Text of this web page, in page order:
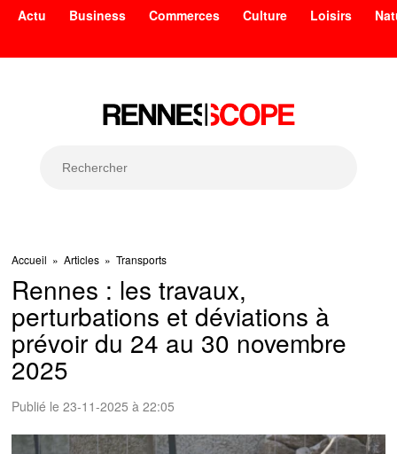
Actu Business Commerces Culture Loisirs
Accueil »Articles »Transports
Rennes : les travaux,
perturbations et déviations à
prévoir du 24 au 30 novembre
2025
Publié le 23-11-2025 à 22:05